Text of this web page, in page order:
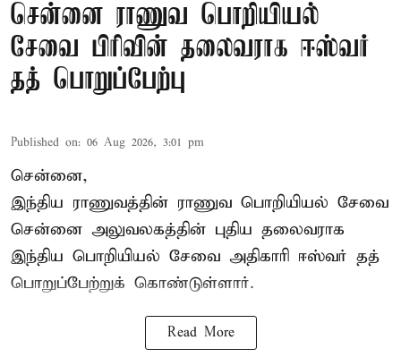
சென்னை ராணுவ பொறியியல்
சேவை பிரிவின் தலைவராக ஈஸ்வர்
தத் பொறுப்பேற்பு
Published on: 06 Aug 2026, 3:01 pm
சென்னை,
இந்திய ராணுவத்தின் ராணுவ பொறியியல் சேவை
சென்னை அலுவலகத்தின் புதிய தலைவராக
இந்திய பொறியியல் சேவை அதிகாரி ஈஸ்வர் தத்
பொறுப்பேற்றுக் கொண்டுள்ளார்.
Read More